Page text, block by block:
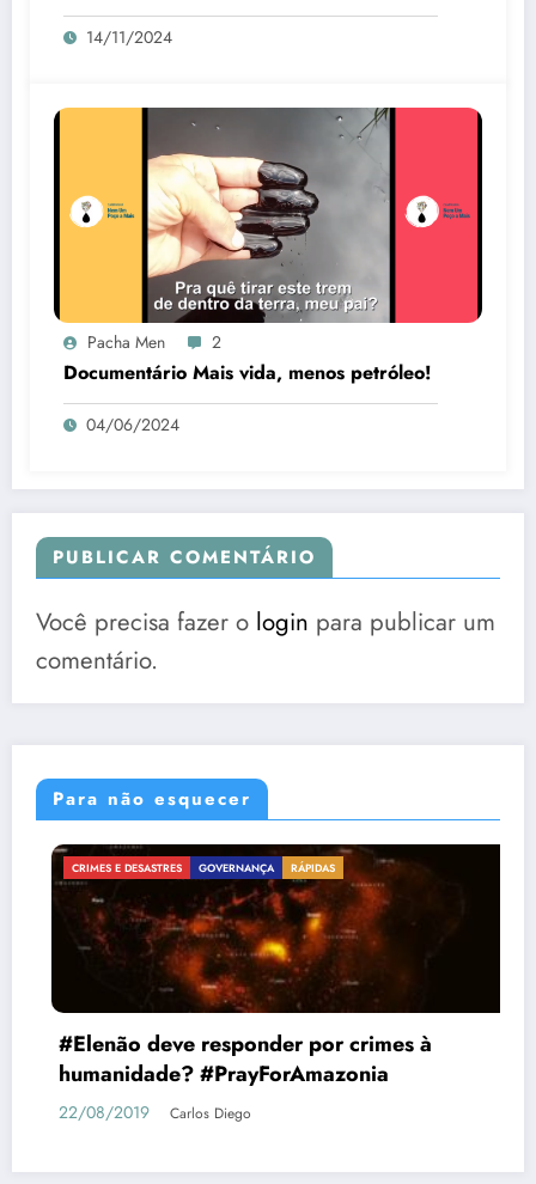
14/11/2024
Pacha Men 2
Documentário Mais vida, menos petróleo!
04/06/2024
PUBLICAR COMENTÁRIO
Você precisa fazer o login para publicar um
comentário.
Para não esquecer
ÁGUA EM IMAGENS CRIMES E DESASTRES
QUALIDADE DAS ÁGUAS
Mobilizações questionam a
Rio Itapanhaú, SP